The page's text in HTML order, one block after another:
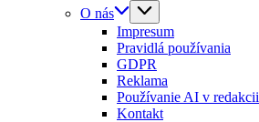
O nás
Impresum
Pravidlá používania
GDPR
Reklama
Používanie AI v redakcii
Kontakt